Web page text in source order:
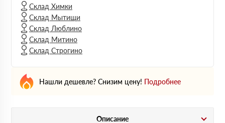
Склад Химки
Склад Мытищи
Склад Люблино
Склад Митино
Склад Строгино
Нашли дешевле? Снизим цену! Подробнее
Описание